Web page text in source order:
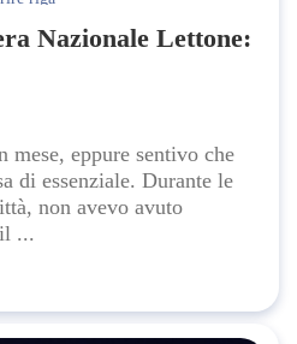
Nazionale Lettone:
mese, eppure sentivo che
di essenziale. Durante le
non avevo avuto
...